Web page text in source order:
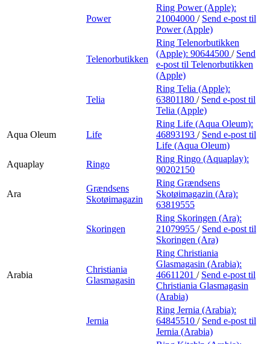
Power
Ring Power (Apple):
21004000 / Send e-post til
Power (Apple)
Telenorbutikken
Ring Telenorbutikken
(Apple): 90644500 / Send
e-post til Telenorbutikken
(Apple)
Telia
Ring Telia (Apple):
63801180 / Send e-post til
Telia (Apple)
Aqua Oleum Life
Ring Life (Aqua Oleum):
46893193 / Send e-post til
Life (Aqua Oleum)
Aquaplay
Ringo
Ring Ringo (Aquaplay):
90202150
Ara
Grændsens
Skotøimagazin
Ring Grændsens
Skotøimagazin (Ara):
63819555
Skoringen
Ring Skoringen (Ara):
21079955 / Send e-post til
Skoringen (Ara)
Arabia
Christiania
Glasmagasin
Ring Christiania
Glasmagasin (Arabia):
46611201 / Send e-post til
Christiania Glasmagasin
(Arabia)
Jernia
Ring Jernia (Arabia):
64845510 / Send e-post til
Jernia (Arabia)